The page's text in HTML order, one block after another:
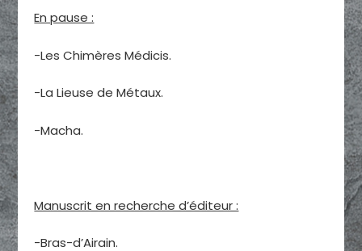
En pause :
-Les Chimères Médicis.
-La Lieuse de Métaux.
-Macha.
Manuscrit en recherche d’éditeur :
-Bras-d’Airain.